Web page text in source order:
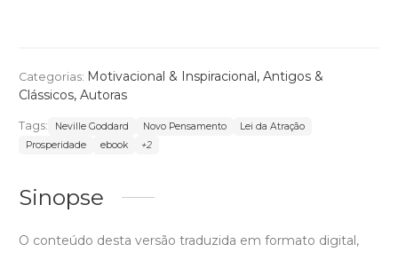
Categorias: Motivacional & Inspiracional, Antigos &
Clássicos, Autoras
Tags: Neville Goddard Novo Pensamento
Lei da Atração
Prosperidade
ebook +2
Sinopse
O conteúdo desta versão traduzida em formato digital,